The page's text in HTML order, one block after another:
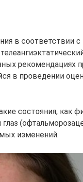
в соответствии с
рекомендациях
в проведении
состояния, как
изменений.